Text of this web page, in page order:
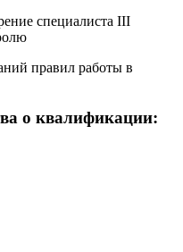
специалиста III
правил работы в
о квалификации: